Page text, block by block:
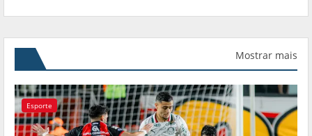
Mostrar mais
Esporte